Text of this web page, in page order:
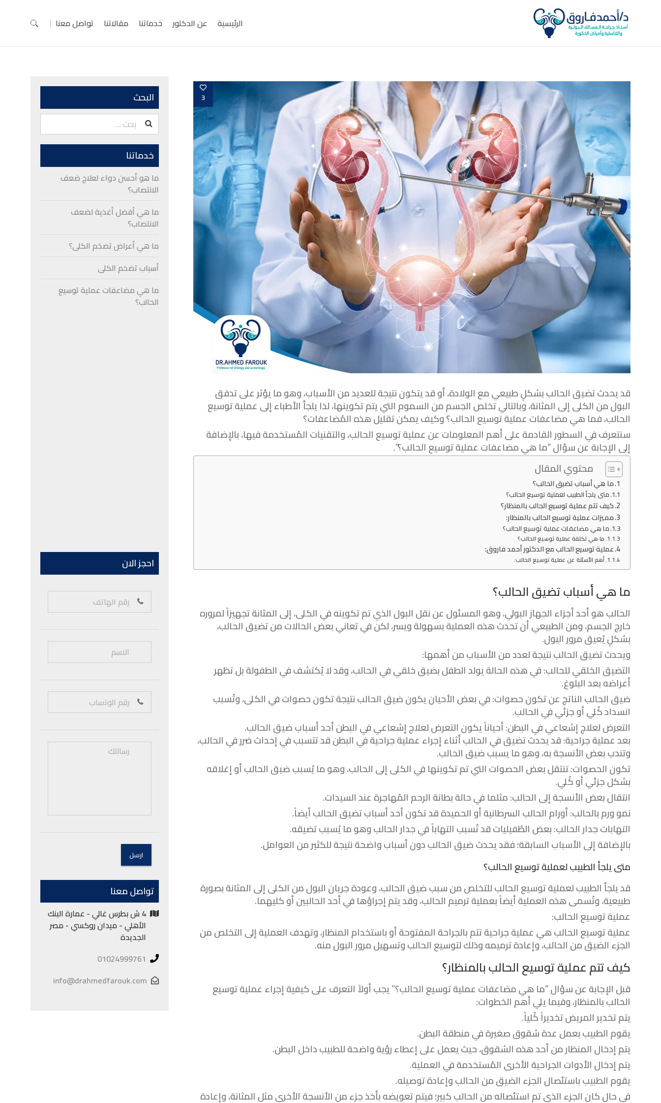
الرئيسية عن الدكتور خدماتنا مقالاتنا تواصل معنا
3
قد يحدث تضيق الحالب بشكلٍ طبيعي مع الولادة، أو قد يتكون نتيجة للعديد من الأسباب، وهو ما يؤثر على تدفق
البول من الكلى إلى المثانة، وبالتالي تخلص الجسم من السموم التي يتم تكوينها، لذا يلجأ الأطباء إلى عملية توسيع
الحالب، فما هي مضاعفات عملية توسيع الحالب؟ وكيف يمكن تقليل هذه المُضاعفات؟
سنتعرف في السطور القادمة على أهم المعلومات عن عملية توسيع الحالب، والتقنيات المُستخدمة فيها، بالإضافة
إلى الإجابة عن سؤال “ما هي مضاعفات عملية توسيع الحالب؟”.
محتوي المقال
ما هي أسباب تضيق الحالب؟
متى يلجأ الطبيب لعملية توسيع الحالب؟
كيف تتم عملية توسيع الحالب بالمنظار؟
مميزات عملية توسيع الحالب بالمنظار:
ما هي مضاعفات عملية توسيع الحالب؟
ما هي تكلفة عملية توسيع الحالب؟
عملية توسيع الحالب مع الدكتور أحمد فاروق:
أهم الأسئلة عن عملية توسيع الحالب:
ما هي أسباب تضيق الحالب؟
الحالب هو أحد أجزاء الجهاز البولي، وهو المسئول عن نقل البول الذي تم تكوينه في الكلى، إلى المثانة تجهيزاً لمروره
خارج الجسم، ومن الطبيعي أن تحدث هذه العملية بسهولة ويسر، لكن في تعاني بعض الحالات من تضيق الحالب،
بشكلٍ يُعيق مرور البول.
ويحدث تضيق الحالب نتيجة لعدد من الأسباب من أهمها:
التضيق الخلقي للحالب:في هذه الحالة يولد الطفل بضيق خلقي في الحالب، وقد لا يُكتشف في الطفولة بل تظهر
أعراضه بعد البلوغ.
ضيق الحالب الناتج عن تكون حصوات:في بعض الأحيان يكون ضيق الحالب نتيجة تكون حصوات في الكلى، وتُسبب
انسداد كُلي أو جزئي في الحالب.
التعرض لعلاج إشعاعي في البطن:أحياناً يكون التعرض لعلاج إشعاعي في البطن أحد أسباب ضيق الحالب.
بعد عملية جراحية:قد يحدث تضيق في الحالب أثناء إجراء عملية جراحية في البطن قد تتسبب في إحداث ضرر في الحالب،
وتندب بعض الأنسجة به، وهو ما يسبب ضيق الحالب.
تكون الحصوات:تنتقل بعض الحصوات التي تم تكوينها في الكلى إلى الحالب، وهو ما يُسبب ضيق الحالب أو إغلاقه
بشكل جزئي أو كُلي.
انتقال بعض الأنسجة إلى الحالب:مثلما في حالة بطانة الرحم المُهاجرة عند السيدات.
نمو ورم بالحالب:أورام الحالب السرطانية أو الحميدة قد تكون أحد أسباب تضيق الحالب أيضاً.
التهابات جدار الحالب:بعض الطُفيليات قد تُسبب التهاباً في جدار الحالب وهو ما يُسبب تضيقه.
بالإضافة إلى الأسباب السابقة؛ فقد يحدث ضيق الحالب دون أسباب واضحة نتيجة للكثير من العوامل.
متى يلجأ الطبيب لعملية توسيع الحالب؟
قد يلجأ الطبيب لعملية توسيع الحالب للتخلص من سبب ضيق الحالب، وعودة جريان البول من الكلى إلى المثانة بصورة
طبيعية، وتُسمى هذه العملية أيضاً بعملية ترميم الحالب، وقد يتم إجراؤها في أحد الحالبين أو كليهما.
عملية توسيع الحالب:
عملية توسيع الحالب هي عملية جراحية تتم بالجراحة المفتوحة أو باستخدام المنظار، وتهدف العملية إلى التخلص من
الجزء الضيق من الحالب، وإعادة ترميمه وذلك لتوسيع الحالب وتسهيل مرور البول منه.
كيف تتم عملية توسيع الحالب بالمنظار؟
قبل الإجابة عن سؤال “ما هي مضاعفات عملية توسيع الحالب؟” يجب أولاً التعرف على كيفية إجراء عملية توسيع
الحالب بالمنظار، وفيما يلي أهم الخطوات:
يتم تخدير المريض تخديراً كٌلياً.
يقوم الطبيب بعمل عدة شقوق صغيرة في منطقة البطن.
يتم إدخال المنظار من أحد هذه الشقوق، حيث يعمل على إعطاء رؤية واضحة للطبيب داخل البطن.
يتم إدخال الأدوات الجراحية الأخرى المُستخدمة في العملية.
يقوم الطبيب باستئصال الجزء الضيق من الحالب وإعادة توصيله.
في حال كان الجزء الذي تم استئصاله من الحالب كبير؛ فيتم تعويضه بأخذ جزء من الأنسجة الأخرى مثل المثانة، وإعادة
البحث
البحث
عن:
خدماتنا
ما هو أحسن دواء لعلاج ضعف
الانتصاب؟
ما هي أفضل أغذية لضعف
الانتصاب؟
ما هي أعراض تضخم الكلى؟
أسباب تضخم الكلى
ما هي مضاعفات عملية توسيع
الحالب؟
احجز الان
تواصل معنا
4 ش بطرس غالي - عمارة البنك
الأهلي - ميدان روكسي - مصر
الجديدة
01024999761
info@drahmedfarouk.com